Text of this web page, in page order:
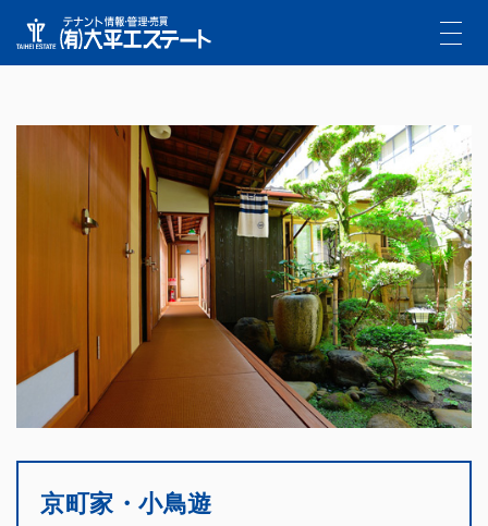
京町家・小鳥遊